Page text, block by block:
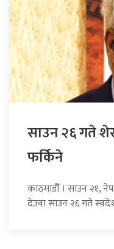
साउन २६ गते
फर्किने
काठमाडौँ । साउन २१,
देउवा साउन २६ गते